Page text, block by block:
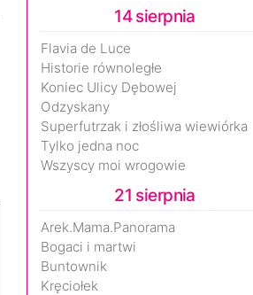
14 sierpnia
Flavia de Luce
Historie równoległe
Koniec Ulicy Dębowej
Odzyskany
Superfutrzak i złośliwa wiewiórka
Tylko jedna noc
Wszyscy moi wrogowie
21 sierpnia
Arek.Mama.Panorama
Bogaci i martwi
Buntownik
Kręciołek